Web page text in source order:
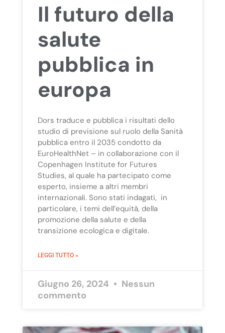
Il futuro della
salute
pubblica in
europa
Dors traduce e pubblica i risultati dello
studio di previsione sul ruolo della Sanità
pubblica entro il 2035 condotto da
EuroHealthNet – in collaborazione con il
Copenhagen Institute for Futures
Studies, al quale ha partecipato come
esperto, insieme a altri membri
internazionali. Sono stati indagati, in
particolare, i temi dell’equità, della
promozione della salute e della
transizione ecologica e digitale.
LEGGI TUTTO »
Giugno 26, 2024
Nessun
commento